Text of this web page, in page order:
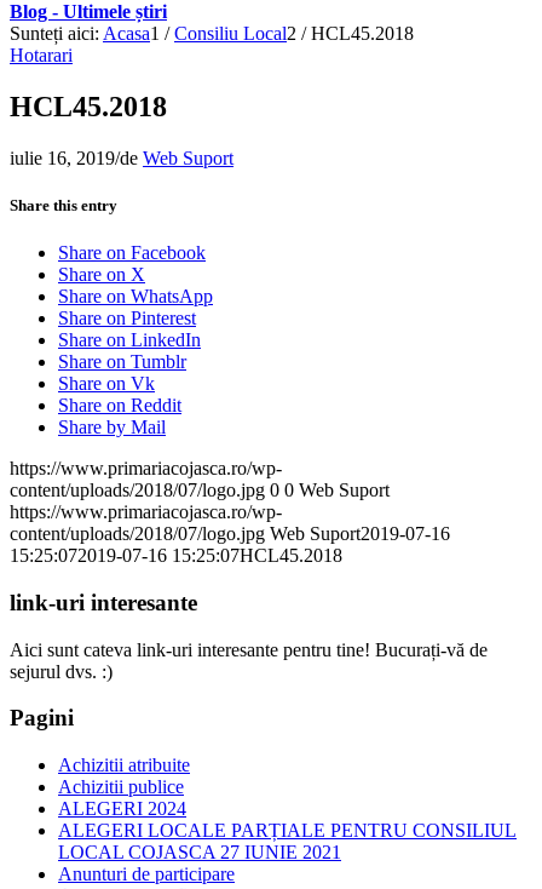
Blog - Ultimele știri
Sunteți aici: Acasa1 / Consiliu Local2 / HCL45.2018
Hotarari
HCL45.2018
iulie 16, 2019/de Web Suport
Share this entry
Share on Facebook
Share on X
Share on WhatsApp
Share on Pinterest
Share on LinkedIn
Share on Tumblr
Share on Vk
Share on Reddit
Share by Mail
https://www.primariacojasca.ro/wp-
content/uploads/2018/07/logo.jpg 0 0 Web Suport
https://www.primariacojasca.ro/wp-
content/uploads/2018/07/logo.jpg Web Suport2019-07-16
15:25:072019-07-16 15:25:07HCL45.2018
link-uri interesante
Aici sunt cateva link-uri interesante pentru tine! Bucurați-vă de
sejurul dvs. :)
Pagini
Achizitii atribuite
Achizitii publice
ALEGERI 2024
ALEGERI LOCALE PARȚIALE PENTRU CONSILIUL
LOCAL COJASCA 27 IUNIE 2021
Anunturi de participare